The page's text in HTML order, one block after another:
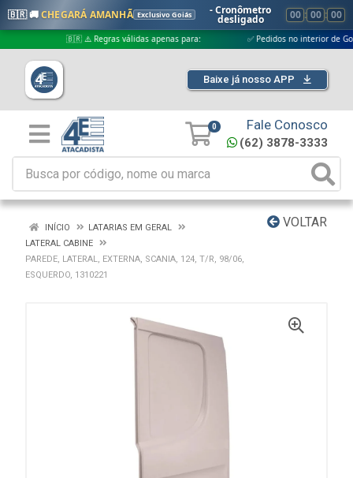
🇧🇷 🚚CHEGARÁ AMANHÃ Exclusivo Goiás - Cronômetro
desligado 00 : 00 : 00
🇧🇷 ⚠️ Regras válidas apenas para: ✅ Pedidos no interior de Goiás
Baixe já nosso APP
0 Fale Conosco
(62) 3878-3333
VOLTAR
INÍCIO
LATARIAS EM GERAL
LATERAL CABINE
PAREDE, LATERAL, EXTERNA, SCANIA, 124, T/R, 98/06,
ESQUERDO, 1310221